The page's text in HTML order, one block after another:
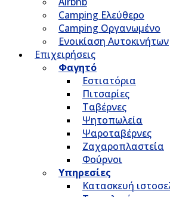
Camping Ελεύθερο
Camping Οργανωμένο
Ενοικίαση Αυτοκινήτων
Επιχειρήσεις
Φαγητό
Εστιατόρια
Πιτσαρίες
Ταβέρνες
Ψητοπωλεία
Ψαροταβέρνες
Ζαχαροπλαστεία
Φούρνοι
Υπηρεσίες
Κατασκευή